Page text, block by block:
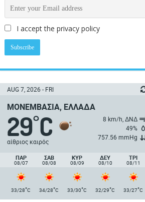
I accept the privacy policy
AUG 7, 2026 - FRI
ΜΟΝΕΜΒΑΣΙΆ, ΕΛΛΆΔΑ
29°C
αίθριος καιρός
8 km/h, ΔΝΔ
49%
757.56 mmHg
ΠΑΡ
08/07
ΣΑΒ
08/08
ΚΥΡ
08/09
ΔΕΥ
08/10
ΤΡΙ
08/11
33/28°C 34/28°C 33/30°C 32/29°C 33/27°C